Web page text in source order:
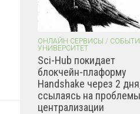
ОНЛАЙН СЕРВИСЫ /
УНИВЕРСИТЕТ
Sci-Hub покидает
блокчейн-плаформу
Handshake через 2
ссылаясь на проблемы
централизации